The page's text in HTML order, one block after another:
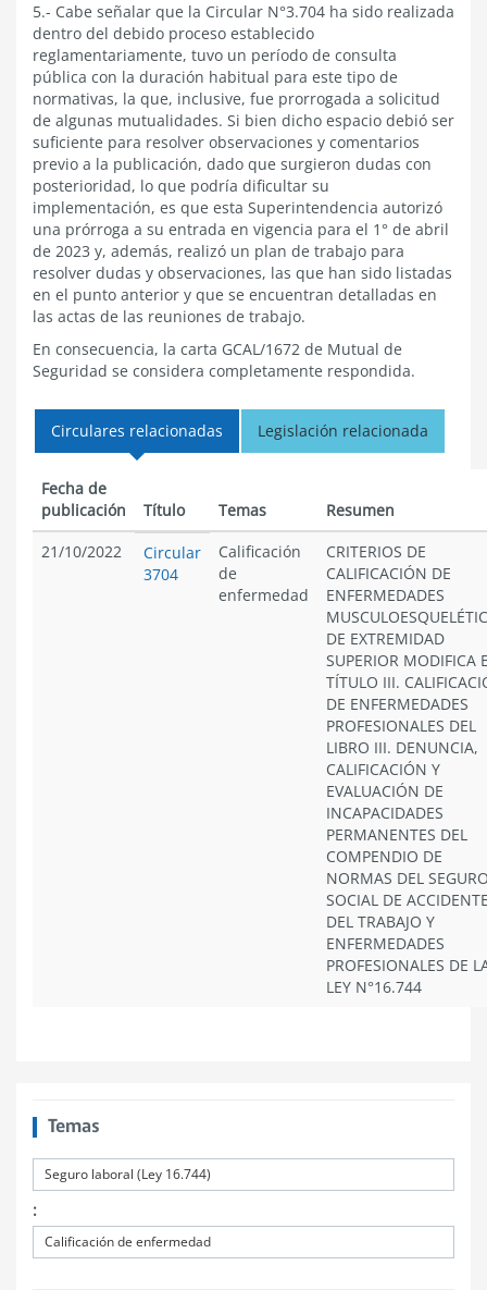
5.- Cabe señalar que la Circular N°3.704 ha sido realizada
dentro del debido proceso establecido
reglamentariamente, tuvo un período de consulta
pública con la duración habitual para este tipo de
normativas, la que, inclusive, fue prorrogada a solicitud
de algunas mutualidades. Si bien dicho espacio debió ser
suficiente para resolver observaciones y comentarios
previo a la publicación, dado que surgieron dudas con
posterioridad, lo que podría dificultar su
implementación, es que esta Superintendencia autorizó
una prórroga a su entrada en vigencia para el 1° de abril
de 2023 y, además, realizó un plan de trabajo para
resolver dudas y observaciones, las que han sido listadas
en el punto anterior y que se encuentran detalladas en
las actas de las reuniones de trabajo.
En consecuencia, la carta GCAL/1672 de Mutual de
Seguridad se considera completamente respondida.
Circulares relacionadas Legislación relacionada
Fecha de
publicación
Título Temas
Resumen
21/10/2022
Circular
3704
Calificación
de
enfermedad
CRITERIOS DE
CALIFICACIÓN DE
ENFERMEDADES
DE EXTREMIDAD
SUPERIOR MODIFICA
TÍTULO III.
DE ENFERMEDADES
PROFESIONALES DEL
LIBRO III. DENUNCIA,
CALIFICACIÓN Y
EVALUACIÓN DE
INCAPACIDADES
PERMANENTES DEL
COMPENDIO DE
NORMAS DEL
SOCIAL DE
DEL TRABAJO Y
ENFERMEDADES
PROFESIONALES DE
LEY N°16.744
Temas
Seguro laboral (Ley 16.744)
:
Calificación de enfermedad